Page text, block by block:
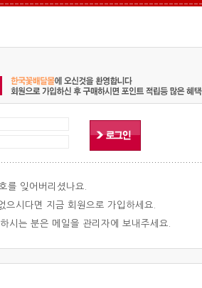
를 잊어버리셨나요.
으시다면 지금 회원으로 가입하세요.
시는 분은 메일을 관리자에 보내주세요.